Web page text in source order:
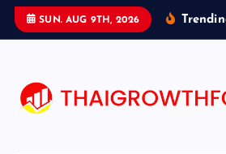
SUN. AUG 9TH, 2026